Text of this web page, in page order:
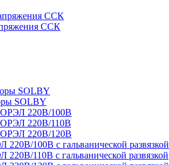
ССК
ССК
SOLBY
SOLBY
220В/100В
220В/110В
220В/120В
100В с гальванической развязкой
110В с гальванической развязкой